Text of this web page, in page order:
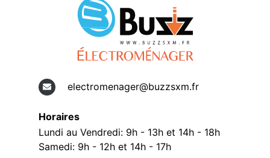
electromenager@buzzsxm.fr
Horaires
Lundi au Vendredi: 9h - 13h et 14h - 18h
Samedi: 9h - 12h et 14h - 17h